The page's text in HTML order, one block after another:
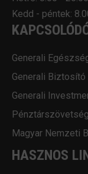
Kedd - péntek:
Generali
Generali Biztosító
Generali
Pénztárszövetség
Magyar Nemzeti
HASZNOS